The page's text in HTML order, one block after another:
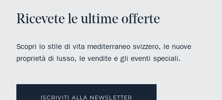
Ricevete le ultime offerte
Scopri lo stile di vita mediterraneo svizzero, le nuove
proprietà di lusso, le vendite e gli eventi speciali.
ISCRIVITI ALLA NEWSLETTER